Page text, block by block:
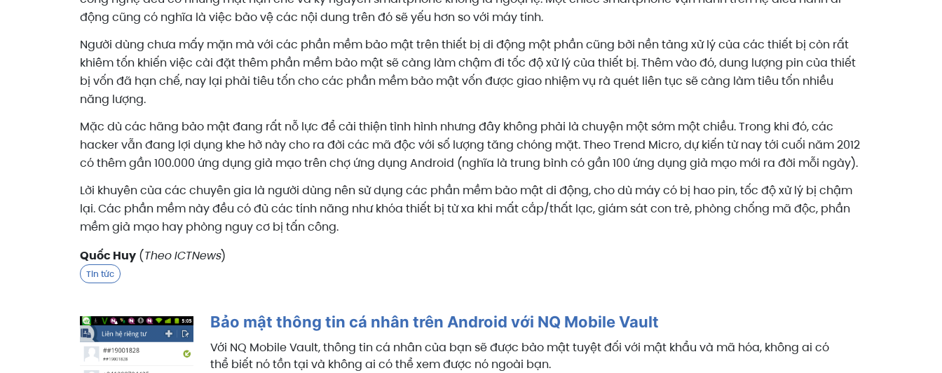
động cũng có nghĩa là việc bảo vệ các nội dung trên đó sẽ yếu hơn so với máy tính.
Người dùng chưa mấy mặn mà với các phần mềm bảo mật trên thiết bị di động một phần cũng bởi nền tảng xử lý của các thiết bị còn rất
khiêm tốn khiến việc cài đặt thêm phần mềm bảo mật sẽ càng làm chậm đi tốc độ xử lý của thiết bị. Thêm vào đó, dung lượng pin của thiết
bị vốn đã hạn chế, nay lại phải tiêu tốn cho các phần mềm bảo mật vốn được giao nhiệm vụ rà quét liên tục sẽ càng làm tiêu tốn nhiều
năng lượng.
Mặc dù các hãng bảo mật đang rất nỗ lực để cải thiện tình hình nhưng đây không phải là chuyện một sớm một chiều. Trong khi đó, các
hacker vẫn đang lợi dụng khe hở này cho ra đời các mã độc với số lượng tăng chóng mặt. Theo Trend Micro, dự kiến từ nay tới cuối năm 2012
có thêm gần 100.000 ứng dụng giả mạo trên chợ ứng dụng Android (nghĩa là trung bình có gần 100 ứng dụng giả mạo mới ra đời mỗi ngày).
Lời khuyên của các chuyên gia là người dùng nên sử dụng các phần mềm bảo mật di động, cho dù máy có bị hao pin, tốc độ xử lý bị chậm
lại. Các phần mềm này đều có đủ các tính năng như khóa thiết bị từ xa khi mất cắp/thất lạc, giám sát con trẻ, phòng chống mã độc, phần
mềm giả mạo hay phòng nguy cơ bị tấn công.
Quốc Huy (Theo ICTNews)
Tin tức
Bảo mật thông tin cá nhân trên Android với NQ Mobile Vault
Với NQ Mobile Vault, thông tin cá nhân của bạn sẽ được bảo mật tuyệt đối với mật khẩu và mã hóa, không ai có
thể biết nó tồn tại và không ai có thể xem được nó ngoài bạn.